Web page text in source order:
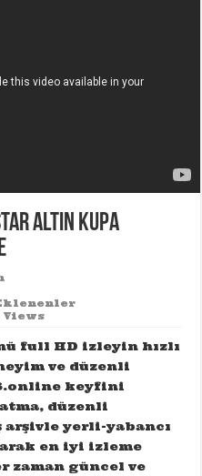
Altın Kupa
Views
full HD izleyin hızlı
ve düzenli
keyfini
düzenli
yerli-yabancı
en iyi izleme
zaman güncel ve